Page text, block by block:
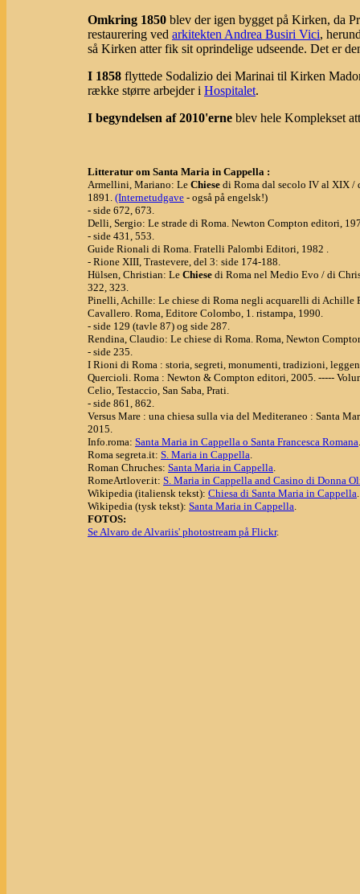
Omkring 1850 blev der igen bygget på Kirken, da
restaurering ved arkitekten Andrea Busiri Vici,
så Kirken atter fik sit oprindelige udseende. Det er
I 1858 flyttede Sodalizio dei Marinai til Kirken
række større arbejder i Hospitalet.
I begyndelsen af 2010'erne blev hele Komplekset
Litteratur om Santa Maria in Cappella :
Armellini, Mariano: Le Chiese di Roma dal secolo IV al XIX
1891. (Internetudgave - også på engelsk!)
- side 672, 673.
Delli, Sergio: Le strade di Roma. Newton Compton editori,
- side 431, 553.
Guide Rionali di Roma. Fratelli Palombi Editori, 1982 .
- Rione XIII, Trastevere, del 3: side 174-188.
Hülsen, Christian: Le Chiese di Roma nel Medio Evo / di
322, 323.
Pinelli, Achille: Le chiese di Roma negli acquarelli di
Cavallero. Roma, Editore Colombo, 1. ristampa, 1990.
- side 129 (tavle 87) og side 287.
Rendina, Claudio: Le chiese di Roma. Roma, Newton
- side 235.
I Rioni di Roma : storia, segreti, monumenti, tradizioni,
Quercioli. Roma : Newton & Compton editori, 2005. -----
Celio, Testaccio, San Saba, Prati.
- side 861, 862.
Versus Mare : una chiesa sulla via del Mediteraneo : Santa
2015.
Info.roma: Santa Maria in Cappella o Santa Francesca Romana.
Roma segreta.it: S. Maria in Cappella.
Roman Chruches: Santa Maria in Cappella.
RomeArtlover.it: S. Maria in Cappella and Casino di Donna
Wikipedia (italiensk tekst): Chiesa di Santa Maria in Cappella.
Wikipedia (tysk tekst): Santa Maria in Cappella.
FOTOS:
Se Alvaro de Alvariis' photostream på Flickr.